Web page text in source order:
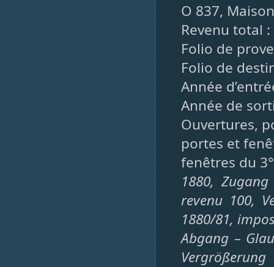
O 837, Maison
Revenu total
Folio de
Folio de
Année
Année de
Ouvertures,
portes et
fenêtres du
1880,
revenu 100,
1880/81,
Abgang –
Vergrößerung